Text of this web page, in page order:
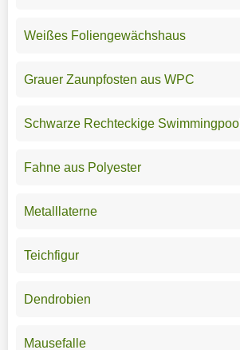
Weißes Foliengewächshaus
Grauer Zaunpfosten aus WPC
Schwarze Rechteckige Swimmingpool
Fahne aus Polyester
Metalllaterne
Teichfigur
Dendrobien
Mausefalle